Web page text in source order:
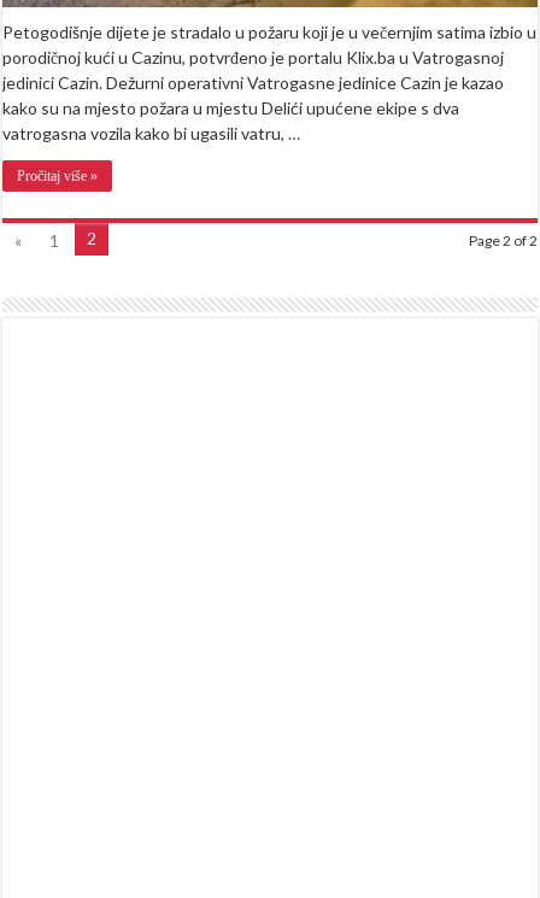
Petogodišnje dijete je stradalo u požaru koji je u večernjim satima izbio u
porodičnoj kući u Cazinu, potvrđeno je portalu Klix.ba u Vatrogasnoj
jedinici Cazin. Dežurni operativni Vatrogasne jedinice Cazin je kazao
kako su na mjesto požara u mjestu Delići upućene ekipe s dva
vatrogasna vozila kako bi ugasili vatru, …
Pročitaj više »
Page 2 of 2
« 1 2